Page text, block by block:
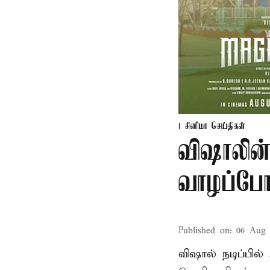
சினிமா செய்திகள்
Published on: 06 Aug
விஷால்